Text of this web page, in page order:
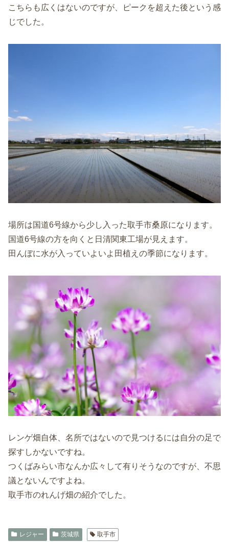
こちらも広くはないのですが、ピークを超えた後という感
じでした。
場所は国道6号線から少し入った取手市桑原になります。
国道6号線の方を向くと日清関東工場が見えます。
田んぼに水が入っていよいよ田植えの季節になります。
レンゲ畑自体、名所ではないので見つけるには自分の足で
探すしかないですね。
つくばみらい市なんか広々して有りそうなのですが、不思
議とないんですよね。
取手市のれんげ畑の紹介でした。
レジャー 茨城県 取手市